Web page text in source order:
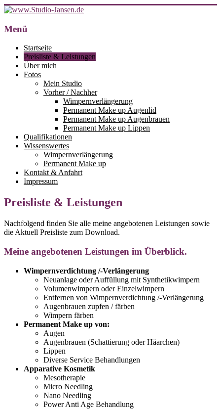
Zum
springen
www.Studio-
Studio
Permanent
Wimpernverlängerung
23617
Stockelsdorf
(Horsdorf)
Lübeck
Menü
Startseite
Preisliste & Leistungen
Über mich
Fotos
Mein Studio
Vorher / Nachher
Wimpernverlängerung
Permanent Make up Augenlid
Permanent Make up Augenbrauen
Permanent Make up Lippen
Qualifikationen
Wissenswertes
Wimpernverlängerung
Permanent Make up
Kontakt & Anfahrt
Impressum
Preisliste & Leistungen
Nachfolgend finden Sie alle meine angebotenen Leistungen sowie
die Aktuell Preisliste zum Download.
Meine angebotenen Leistungen im Überblick.
Wimpernverdichtung /-Verlängerung
Neuanlage oder Auffüllung mit Synthetikwimpern
Volumenwimpern oder Einzelwimpern
Entfernen von Wimpernverdichtung /-Verlängerung
Augenbrauen zupfen / färben
Wimpern färben
Permanent Make up von:
Augen
Augenbrauen (Schattierung oder Häarchen)
Lippen
Diverse Service Behandlungen
Apparative Kosmetik
Mesotherapie
Micro Needling
Nano Needling
Power Anti Age Behandlung